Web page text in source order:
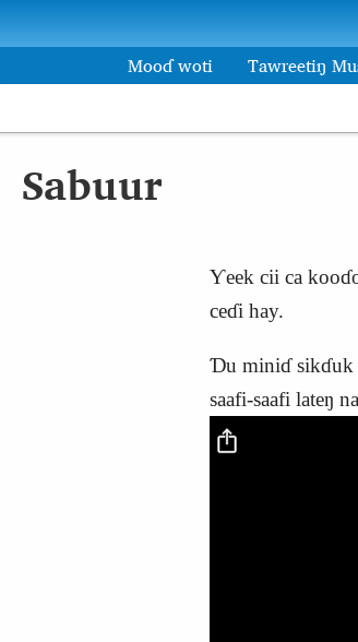
Aller au contenu principal
Mooɗ woti Tawreetiŋ
Sabuur
Ƴeek cii ca
ceɗi hay.
Ɗu miniɗ sikɗuk
saafi-saafi lateŋ